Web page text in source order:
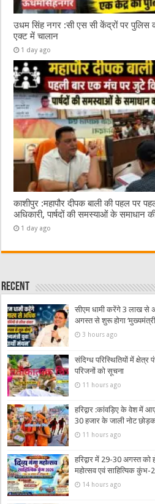
उधम सिंह नगर :सी एस सी केंद्रों पर पुलिस
एक्ट में चालान
1 day ago
काशीपुर :महापौर दीपक बाली की पहल पर
अधिकारी, पार्षदों की समस्याओं के समाधान
1 day ago
Recent
सीएम धामी करेंगे 3 लाख से
अगस्त से शुरू होगा ‘मुख्यमंत्री
3 hours ago
संदिग्ध परिस्थितियों में
परिजनों को सूचना
11 hours ago
हरिद्वार :कांवड़िए के वेश में
30 हजार के जाली नोट
11 hours ago
हरिद्वार में 29-30 अगस्त को
महोत्सव एवं साहित्यिक कुंभ-
14 hours ago